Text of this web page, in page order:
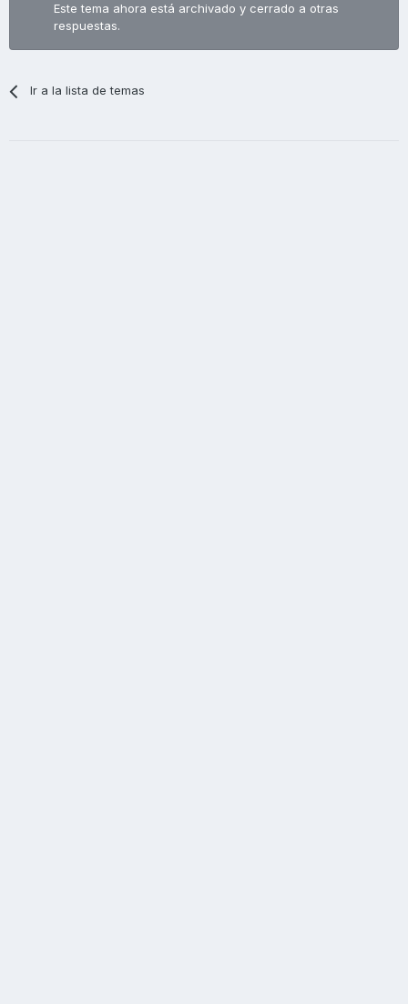
Este tema ahora está archivado y cerrado a otras
respuestas.
Ir a la lista de temas